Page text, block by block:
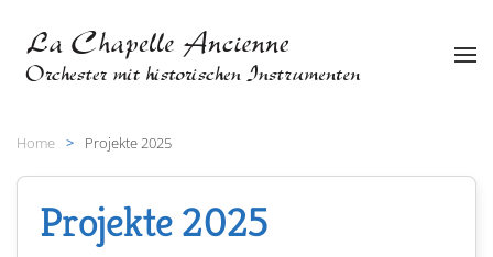
Zum Hauptinhalt springen
Home Projekte 2025
Projekte 2025